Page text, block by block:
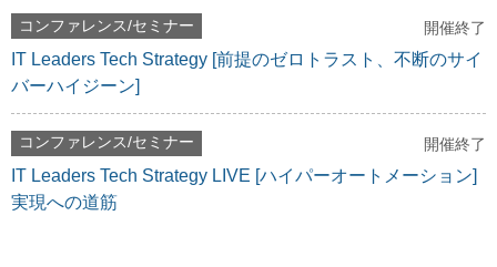
コンファレンス/セミナー 開催終了
IT Leaders Tech Strategy [前提のゼロトラスト、不断のサイ
バーハイジーン]
コンファレンス/セミナー 開催終了
IT Leaders Tech Strategy LIVE [ハイパーオートメーション]
実現への道筋